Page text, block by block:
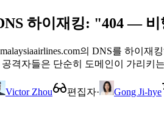
하이재킹: "404 —
malaysiaairlines.com의 DNS를 하
격자들은 단순히 도메인이 가리키
Victor Zhou 편집자· Gong Ji-hye